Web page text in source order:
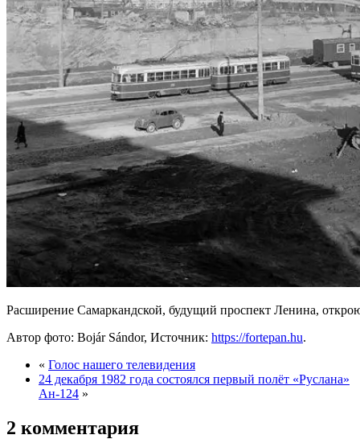
Расширение Самаркандской, будущий проспект Ленина,
Автор фото: Bojár Sándor, Источник: https://fortepan.hu.
« Голос нашего телевидения
24 декабря 1982 года состоялся первый полёт «Руслана»
Ан-124 »
2 комментария